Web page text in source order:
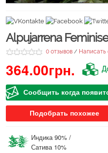
Alpujarrena
0 отзывов / Написать
364.00грн.
Сообщить когда
Подобрать похожее
Индика 90% /
Сатива 10%